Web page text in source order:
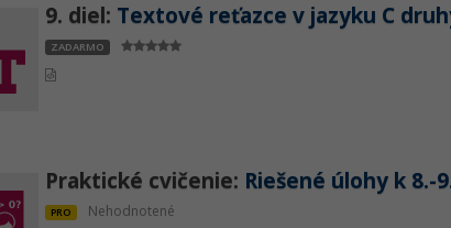
9. diel: Textové reťazce v jazyku C
ZADARMO
Praktické cvičenie: Riešené úlohy k 8.-
PRO Nehodnotené